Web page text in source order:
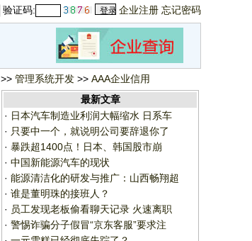
验证码: 企业注册 忘记密码
>> 管理系统开发 >> AAA企业信用
最新文章
· 日本汽车制造业利润大幅缩水 日系车
· 只要中一个，就说明公司要辞退你了
· 暴跌超1400点！日本、韩国股市崩
· 中国新能源汽车的现状
· 能源清洁化的研发与推广：山西畅翔超
· 谁是董明珠的接班人？
· 员工发现老板偷看聊天记录 火速离职
· 警惕诈骗分子假冒“京东客服”要求注